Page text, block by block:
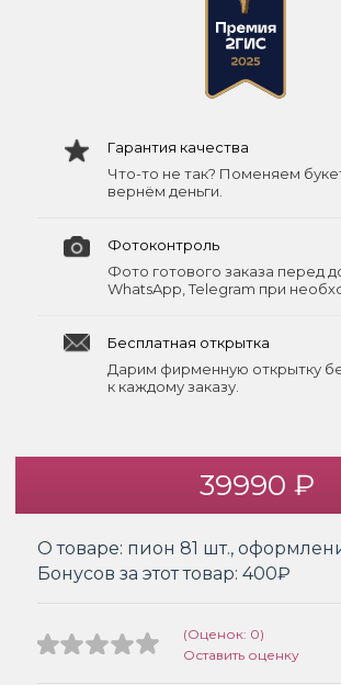
Гарантия качества
Что-то не так? Поменяем
вернём деньги.
Фотоконтроль
Фото готового заказа перед
WhatsApp, Telegram при
Бесплатная открытка
Дарим фирменную открытку
к каждому заказу.
39990 ₽
О товаре: пион 81 шт.,
Бонусов за этот товар: 400₽
(Оценок: 0)
Оставить оценку